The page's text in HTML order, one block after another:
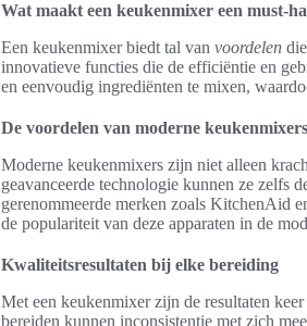
Wat maakt een keukenmixer een must-
Een keukenmixer biedt tal van voordelen
innovatieve functies die de efficiëntie en
en eenvoudig ingrediënten te mixen,
De voordelen van moderne keukenmixers
Moderne keukenmixers zijn niet alleen
geavanceerde technologie kunnen ze zelfs
gerenommeerde merken zoals KitchenAid
de populariteit van deze apparaten in de
Kwaliteitsresultaten bij elke bereiding
Met een keukenmixer zijn de resultaten
bereiden kunnen inconsistentie met zich